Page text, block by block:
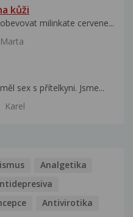
kůži
milinkate cervene...
Marta
sex s přítelkyni. Jsme...
Karel
Analgetika
Antivirotika